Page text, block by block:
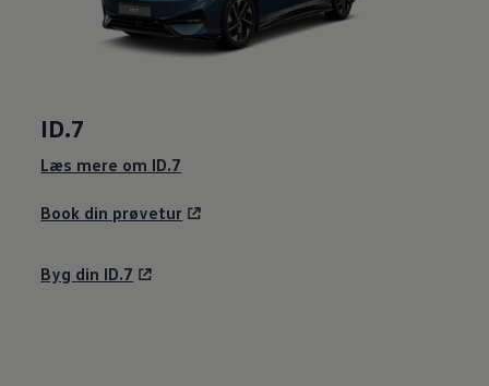
ID.7
Læs mere om ID.7
Book din prøvetur
Byg din ID.7